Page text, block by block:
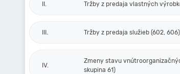
II. Tržby z predaja vlastných
III. Tržby z predaja služieb (602, 606)
IV.
Zmeny stavu
skupina 61)